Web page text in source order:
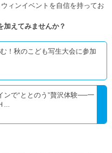
ィンイベントを自信を持ってお
加えてみませんか？
！秋のこども写生大会に参加
ンで“ととのう”贅沢体験──一